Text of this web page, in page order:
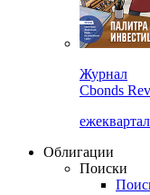
Cbonds